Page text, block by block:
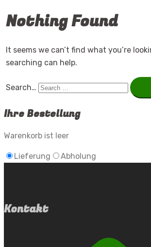
Nothing Found
It seems we can’t find what you’re
searching can help.
Search…
Ihre Bestellung
Warenkorb ist leer
Lieferung Abholung
Kontakt